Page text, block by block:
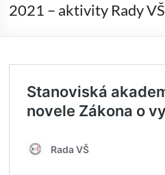
2021 – aktivity Rady VŠ